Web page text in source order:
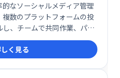
なソーシャルメディア管理
数のプラットフォームの投
、チームで共同作業、パフ
す。直感的な操作性と、
ーリングなど便利な機能
でのエンゲージメント向上を
アプリにも対応。
く見る